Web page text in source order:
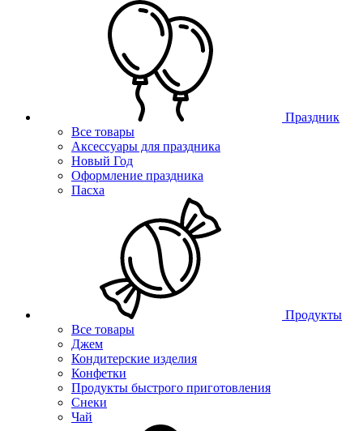
Праздник
Все товары
Аксессуары для праздника
Новый Год
Оформление праздника
Пасха
Продукты
Все товары
Джем
Кондитерские изделия
Конфетки
Продукты быстрого приготовления
Снеки
Чай